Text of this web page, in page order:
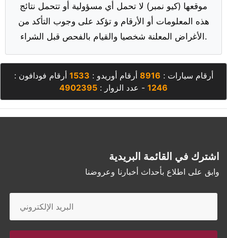
موقعها (كيو نمبر) لا تحمل أي مسؤولية أو تتحمل نتائج
هذه المعلومات أو الأرقام و تؤكد على وجوب التأكد من
الأغراض المعلنة شخصيا والقيام بالفحص قبل الشراء.
أرقام سيارات : 8916 أرقام أوريدو : 1533 أرقام فودافون :
1246 - عدد الزوار : 4902395
اشترك في القائمة البريدية
وابق على اطلاع بأحداث أخبارنا وعروضنا